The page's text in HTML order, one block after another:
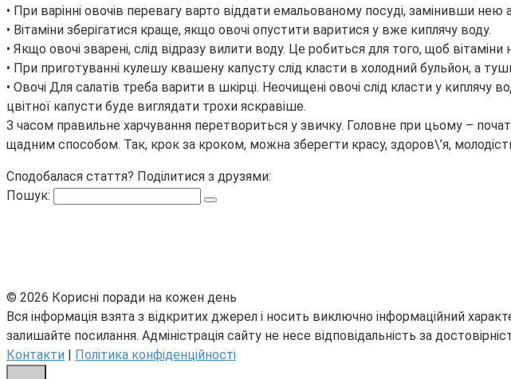
• При варінні овочів перевагу варто віддати емальованому посуді, замінивши нею
• Вітаміни зберігатися краще, якщо овочі опустити варитися у вже киплячу воду.
• Якщо овочі зварені, слід відразу вилити воду. Це робиться для того, щоб
• При приготуванні кулешу квашену капусту слід класти в холодний бульйон, а
• Овочі Для салатів треба варити в шкірці. Неочищені овочі слід класти у
цвітної капусти буде виглядати трохи яскравіше.
З часом правильне харчування перетвориться у звичку. Головне при цьому –
щадним способом. Так, крок за кроком, можна зберегти красу, здоров\’я,
Сподобалася стаття? Поділитися з друзями:
Пошук:
© 2026 Корисні поради на кожен день
Вся інформація взята з відкритих джерел і носить виключно інформаційний
залишайте посилання. Адміністрація сайту не несе відповідальність за
Контакти | Політика конфіденційності